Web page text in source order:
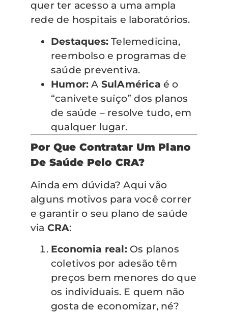
quer ter acesso a uma ampla
rede de hospitais e laboratórios.
Destaques: Telemedicina,
reembolso e programas de
saúde preventiva.
Humor: A SulAmérica é o
“canivete suíço” dos planos
de saúde – resolve tudo, em
qualquer lugar.
Por Que Contratar Um Plano
De Saúde Pelo CRA?
Ainda em dúvida? Aqui vão
alguns motivos para você correr
e garantir o seu plano de saúde
via CRA:
Economia real:Os planos
coletivos por adesão têm
preços bem menores do que
os individuais. E quem não
gosta de economizar, né?